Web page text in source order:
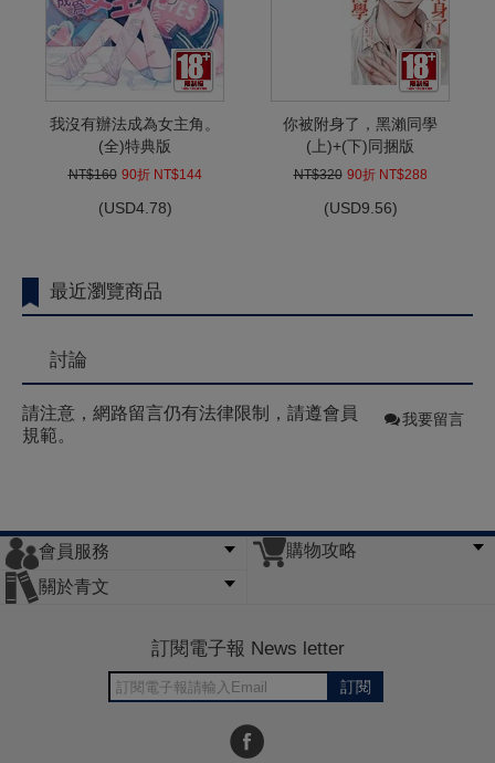
我沒有辦法成為女主角。
(全)特典版
NT$160 90折 NT$144
(USD4.78)
你被附身了，黑瀨同學
(上)+(下)同捆版
NT$320 90折 NT$288
(USD9.56)
最近瀏覽商品
討論
請注意，網路留言仍有法律限制，請遵會員
規範。
我要留言
會員服務
會員辦法
客服信箱
隱私條款
網站導覽
購物攻略
關於青文
訂閱電子報 News letter
訂閱